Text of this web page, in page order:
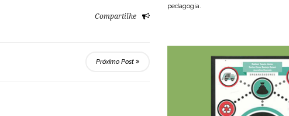
Compartilhe
Próximo Post
pedagogia.